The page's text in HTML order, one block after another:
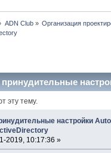
ADN Club» Организация
эту тему.
настройки
2019, 10:17:36 »